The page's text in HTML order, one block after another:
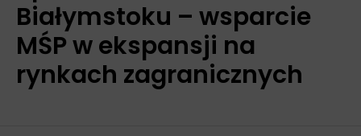
Białymstoku – wsparcie
MŚP w ekspansji na
rynkach zagranicznych